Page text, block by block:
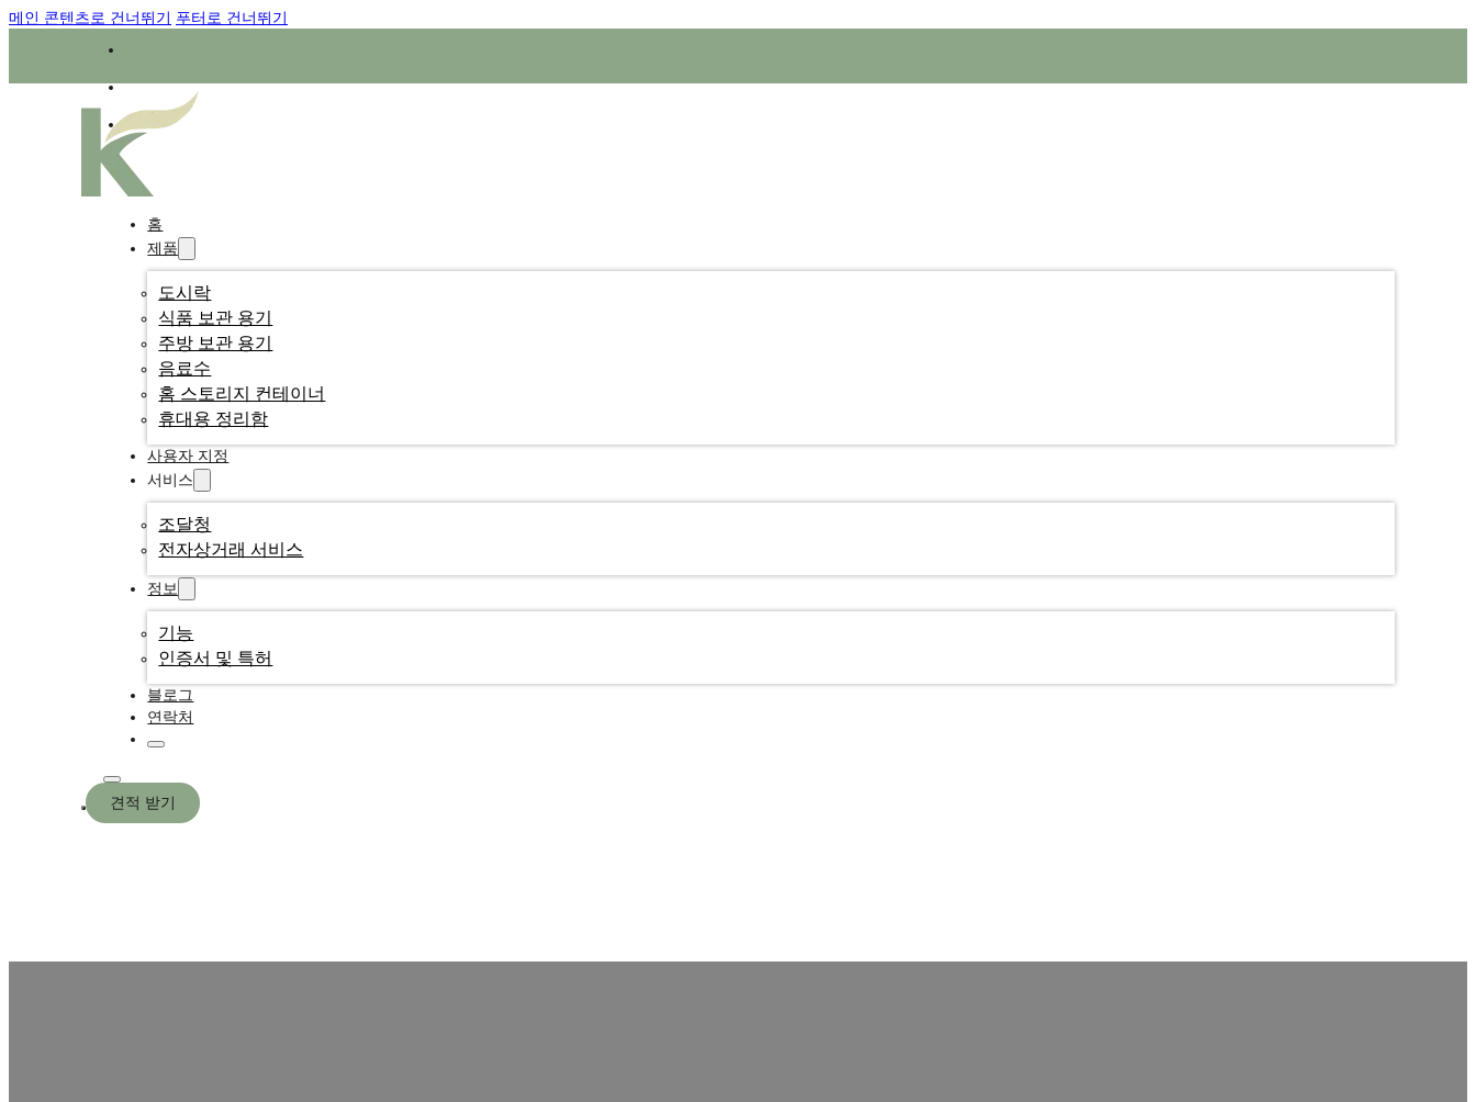
메인 콘텐츠로 건너뛰기 푸터로 건너뛰기
홈
제품
도시락
식품 보관 용기
주방 보관 용기
음료수
홈 스토리지 컨테이너
휴대용 정리함
사용자 지정
서비스
조달청
전자상거래 서비스
정보
기능
인증서 및 특허
블로그
연락처
견적 받기